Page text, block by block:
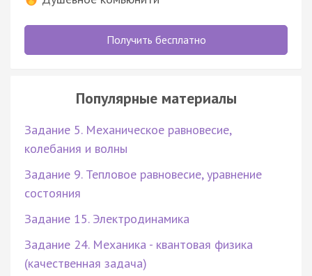
Получить бесплатно
Популярные материалы
Задание 5. Механическое равновесие,
колебания и волны
Задание 9. Тепловое равновесие, уравнение
состояния
Задание 15. Электродинамика
Задание 24. Механика - квантовая физика
(качественная задача)